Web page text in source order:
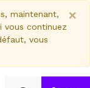
maintenant,
vous continuez
vous
×